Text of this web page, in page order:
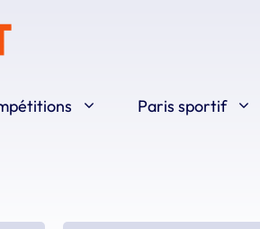
Paris sportif